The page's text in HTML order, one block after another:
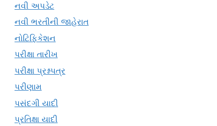
નવી અપડેટ
નવી ભરતીની જાહેરાત
નોટિફિકેશન
પરીક્ષા તારીખ
પરીક્ષા પ્રશ્નપત્ર
પરીણામ
પસંદગી યાદી
પ્રતિક્ષા યાદી